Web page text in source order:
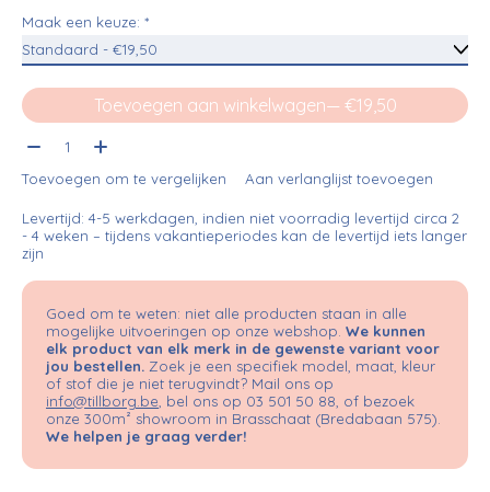
Maak een keuze: *
Toevoegen aan winkelwagen
— €19,50
Aantal:
Toevoegen om te vergelijken Aan verlanglijst toevoegen
Levertijd: 4-5 werkdagen, indien niet voorradig levertijd circa 2
- 4 weken – tijdens vakantieperiodes kan de levertijd iets langer
zijn
Goed om te weten: niet alle producten staan in alle
mogelijke uitvoeringen op onze webshop. We kunnen
elk product van elk merk in de gewenste variant voor
jou bestellen. Zoek je een specifiek model, maat, kleur
of stof die je niet terugvindt? Mail ons op
info@tillborg.be , bel ons op 03 501 50 88, of bezoek
onze 300m² showroom in Brasschaat (Bredabaan 575).
We helpen je graag verder!